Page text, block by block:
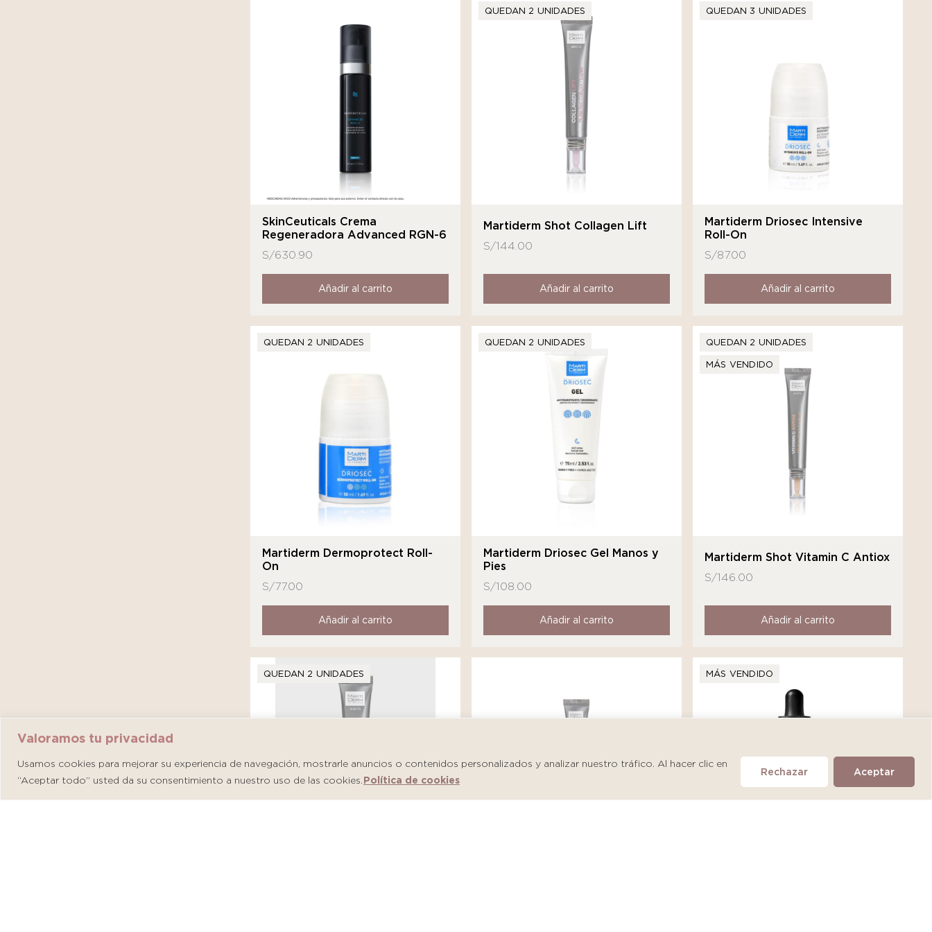
Valoramos tu privacidad
Usamos cookies para mejorar su experiencia de navegación, mostrarle anuncios o contenidos personalizados y analizar nuestro tráfico. Al hacer clic en
“Aceptar todo” usted da su consentimiento a nuestro uso de las cookies. Política de cookies
Rechazar Aceptar
SkinCeuticals Crema
Regeneradora Advanced RGN-6
S/630.90
Añadir al carrito
QUEDAN 2 UNIDADES
Martiderm Shot Collagen Lift
S/144.00
Añadir al carrito
QUEDAN 3 UNIDADES
Martiderm Driosec Intensive
Roll-On
S/87.00
Añadir al carrito
QUEDAN 2 UNIDADES
Martiderm Dermoprotect Roll-
On
S/77.00
Añadir al carrito
QUEDAN 2 UNIDADES
Martiderm Driosec Gel Manos y
Pies
S/108.00
Añadir al carrito
QUEDAN 2 UNIDADES
MÁS VENDIDO
Martiderm Shot Vitamin C Antiox
S/146.00
Añadir al carrito
QUEDAN 2 UNIDADES MÁS VENDIDO